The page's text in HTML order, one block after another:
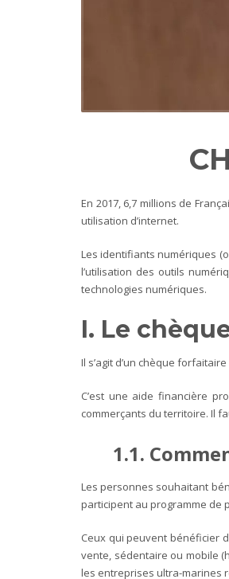
En 2017, 6,7 millions de
utilisation d’internet.
Les identifiants numériques
l’utilisation des outils
technologies numériques.
I. Le
Il s’agit d’un chèque
C’est une aide financière
commerçants du territoire. Il
1.1.
Les personnes souhaitant
participent au programme de
Ceux qui peuvent bénéficier
vente, sédentaire ou mobile
les entreprises ultra-marines